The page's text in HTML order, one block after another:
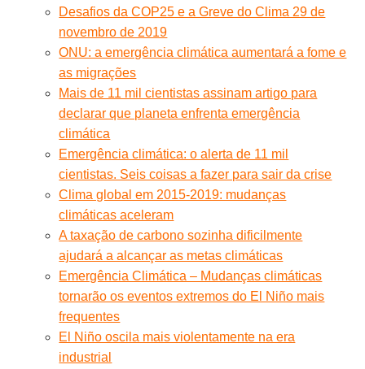
Desafios da COP25 e a Greve do Clima 29 de
novembro de 2019
ONU: a emergência climática aumentará a fome e
as migrações
Mais de 11 mil cientistas assinam artigo para
declarar que planeta enfrenta emergência
climática
Emergência climática: o alerta de 11 mil
cientistas. Seis coisas a fazer para sair da crise
Clima global em 2015-2019: mudanças
climáticas aceleram
A taxação de carbono sozinha dificilmente
ajudará a alcançar as metas climáticas
Emergência Climática – Mudanças climáticas
tornarão os eventos extremos do El Niño mais
frequentes
El Niño oscila mais violentamente na era
industrial